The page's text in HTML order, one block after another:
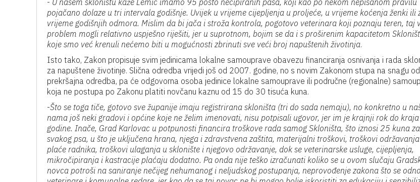
- U našem skloništu kaže Lemić imamo 95 posto nečipiranih pasa, koji kao po nekom nepisanom pravilu
pojačano dolaze u tri intervala godišnje. Uvijek u vrijeme cijepljenja u proljeće, u vrijeme koćenja ženki ili
vrijeme godišnjih odmora. Mislim da bi jača i stroža kontrola, pogotovo veterinara koji poznaju teren, taj
problem mogli relativno uspješno riješiti, jer u suprotnom, bojim se da i s proširenim kapacitetom
koje smo već krenuli nećemo biti u mogućnosti zbrinuti sve veći broj napuštenih životinja.
Isto tako, Zakon propisuje svim jedinicama lokalne samouprave obavezu financiranja osnivanja i rada
za napuštene životinje. Slična odredba vrijedi još od 2007. godine, no s novim Zakonom stupa na snagu
prekršajna odredba, pa će odgovorna osoba jedinice lokalne samouprave ili područne (regionalne)
koja ne postupa po Zakonu platiti novčanu kaznu od 15 do 30 tisuća kuna.
-Što se toga tiče, gotovo sve županije imaju registrirana skloništa (tri do sada nemaju), no konkretno u
nama još neki gradovi i općine koje ne želim imenovati, nisu potpisali ugovor, jer im je krajnji rok do
godine. Inače, Grad Karlovac u potpunosti financira troškove rada samog Skloništa, što iznosi 25 kuna za
svakog psa, u što je uključena hrana, njega i zdravstvena zaštita, materijalni troškovi, troškovi
plaće radnika, troškovi ulaganja u sklonište i njegovo održavanje, dok se veterinarske usluge, cijepljenja,
mikročipiranja i kastracije plaćaju dodatno. Pa onda nije teško izračunati koliko se u ovom slučaju
novca potroši na saniranje nečijeg nehumanog i neljudskog postupanja, neprovođenje zakona što se